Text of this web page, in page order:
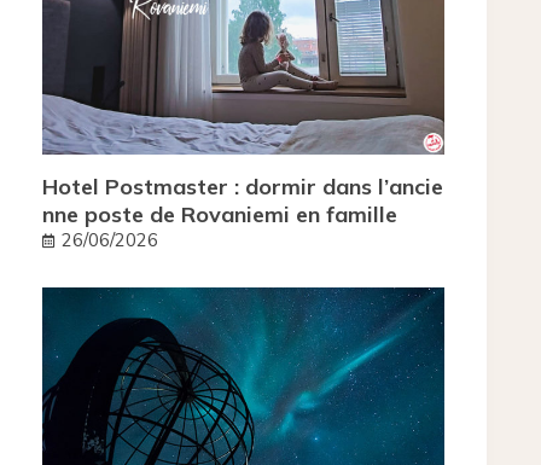
Hotel Postmaster : dormir dans l’ancie
nne poste de Rovaniemi en famille
26/06/2026